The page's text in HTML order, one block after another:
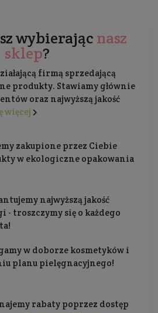
wybierając nasz
sklep?
firmą sprzedającą
produkty. Stawiamy głównie
oraz najwyższą jakość
więcej
zakupione przez Ciebie
w ekologiczne opakowania
najwyższą jakość
- troszczymy się o każdego
w doborze kosmetyków i
planu pielęgnacyjnego!
rabaty poprzez dostęp